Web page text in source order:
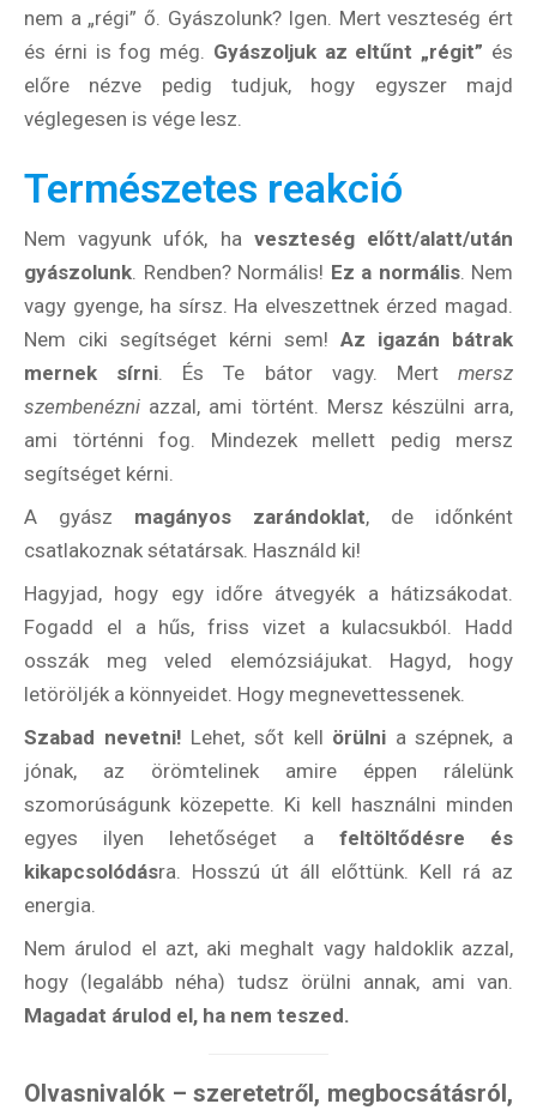
nem a „régi” ő. Gyászolunk? Igen. Mert veszteség ért
és érni is fog még. Gyászoljuk az eltűnt „régit” és
előre nézve pedig tudjuk, hogy egyszer majd
véglegesen is vége lesz.
Természetes reakció
Nem vagyunk ufók, ha veszteség előtt/alatt/után
gyászolunk. Rendben? Normális! Ez a normális. Nem
vagy gyenge, ha sírsz. Ha elveszettnek érzed magad.
Nem ciki segítséget kérni sem! Az igazán bátrak
mernek sírni. És Te bátor vagy. Mertmersz
szembenézni azzal, ami történt. Mersz készülni arra,
ami történni fog. Mindezek mellett pedig mersz
segítséget kérni.
A gyász magányos zarándoklat, de időnként
csatlakoznak sétatársak. Használd ki!
Hagyjad, hogy egy időre átvegyék a hátizsákodat.
Fogadd el a hűs, friss vizet a kulacsukból. Hadd
osszák meg veled elemózsiájukat. Hagyd, hogy
letöröljék a könnyeidet. Hogy megnevettessenek.
Szabad nevetni! Lehet, sőt kell örülni a szépnek, a
jónak, az örömtelinek amire éppen rálelünk
szomorúságunk közepette. Ki kell használni minden
egyes ilyen lehetőséget a feltöltődésre és
kikapcsolódásra. Hosszú út áll előttünk. Kell rá az
energia.
Nem árulod el azt, aki meghalt vagy haldoklik azzal,
hogy (legalább néha) tudsz örülni annak, ami van.
Magadat árulod el, ha nem teszed.
Olvasnivalók – szeretetről, megbocsátásról,